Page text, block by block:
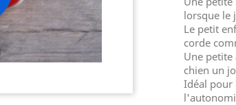
lorsque le
Le petit
corde
Une
chien un
Idéal pour